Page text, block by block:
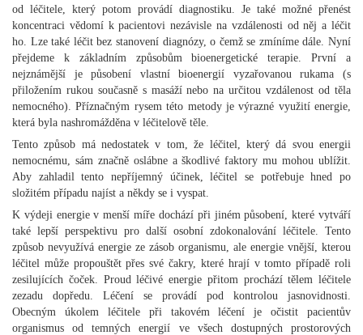
od léčitele, který potom provádí diagnostiku. Je také možné přenést
koncentraci vědomí k pacientovi nezávisle na vzdálenosti od něj a léčit
ho. Lze také léčit bez stanovení diagnózy, o čemž se zmíníme dále. Nyní
přejdeme k základním způsobům bioenergetické terapie. První a
nejznámější je působení vlastní bioenergií vyzařovanou rukama (s
přiložením rukou současně s masáží nebo na určitou vzdálenost od těla
nemocného). Příznačným rysem této metody je výrazné využití energie,
která byla nashromážděna v léčitelově těle.
Tento způsob má nedostatek v tom, že léčitel, který dá svou energii
nemocnému, sám značně oslábne a škodlivé faktory mu mohou ublížit.
Aby zahladil tento nepříjemný účinek, léčitel se potřebuje hned po
složitém případu najíst a někdy se i vyspat.
K výdeji energie v menší míře dochází při jiném působení, které vytváří
také lepší perspektivu pro další osobní zdokonalování léčitele. Tento
způsob nevyužívá energie ze zásob organismu, ale energie vnější, kterou
léčitel může propouštět přes své čakry, které hrají v tomto případě roli
zesilujících čoček. Proud léčivé energie přitom prochází tělem léčitele
zezadu dopředu. Léčení se provádí pod kontrolou jasnovidnosti.
Obecným úkolem léčitele při takovém léčení je očistit pacientův
organismus od temných energií ve všech dostupných prostorových